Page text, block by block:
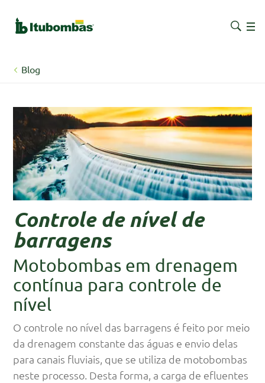
Blog
Controle de nível de
barragens
Motobombas em drenagem
contínua para controle de
nível
O controle no nível das barragens é feito por meio
da drenagem constante das águas e envio delas
para canais fluviais, que se utiliza de motobombas
neste processo. Desta forma, a carga de efluentes